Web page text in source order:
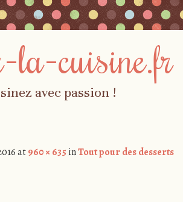
la-cuisine.fr
avec passion !
at960 × 635 inTout pour des desserts